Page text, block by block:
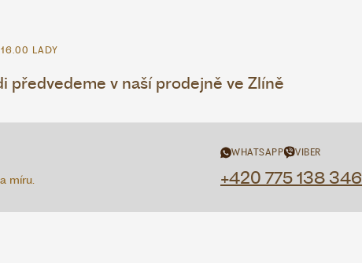
LADY
předvedeme v naší prodejně ve Zlíně
míru.
WHATSAPP VIBER
+420 775 138 346